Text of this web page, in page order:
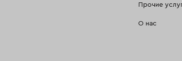
Прочие
О нас